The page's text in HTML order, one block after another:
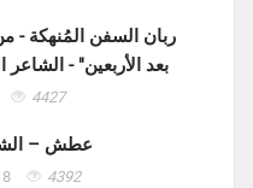
ربان السفن المُنهكة
بعد الأربعين" -
4427
عطش –
4392